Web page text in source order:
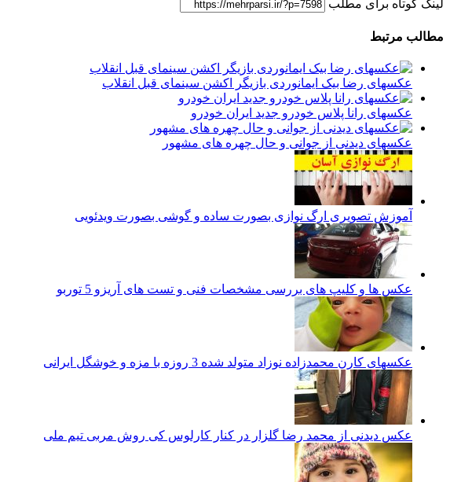
لینک کوتاه برای مطلب
مطالب مرتبط
عکسهای رضا بیک ایمانوردی بازیگر اکشن سینمای قبل انقلاب
عکسهای رانا پلاس خودرو جدید ایران خودرو
عکسهای دیدنی از جوانی و حال چهره های مشهور
آموزش تصویری ارگ نوازی بصورت ساده و گوشی بصورت ویدئویی
عکس ها و کلیپ های بررسی مشخصات فنی و تست های آریزو 5 توربو
عکسهای کارن محمدزاده نوزاد متولد شده 3 روزه با مزه و خوشگل ایرانی
عکس دیدنی از محمد رضا گلزار در کنار کارلوس کی روش مربی تیم ملی